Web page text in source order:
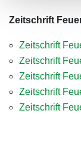
Zeitschrift
Zeitschrift
Zeitschrift
Zeitschrift
Zeitschrift
Zeitschrift